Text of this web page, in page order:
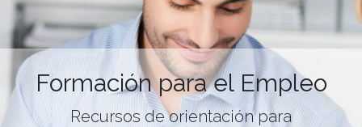
Formación para el Empleo
Recursos de orientación para